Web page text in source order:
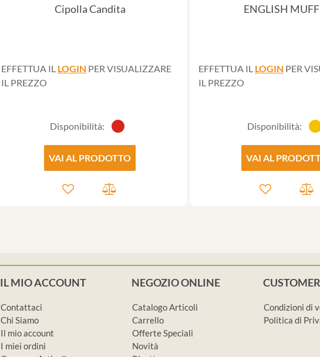
Cipolla Candita
EFFETTUA IL LOGIN PER VISUALIZZARE
IL PREZZO
Disponibilità:
VAI AL PRODOTTO
ENGLISH
EFFETTUA IL LOGIN PER
IL PREZZO
Disponibilità:
VAI AL
IL MIO ACCOUNT
Contattaci
Chi Siamo
Il mio account
I miei ordini
NEGOZIO ONLINE
Catalogo Articoli
Carrello
Offerte Speciali
Novità
Condizioni di
Politica di